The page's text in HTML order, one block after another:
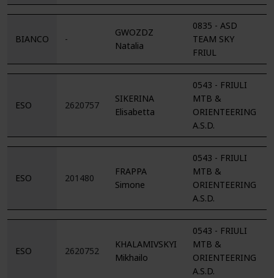
BIANCO -
GWOZDZ
Natalia
0835 - ASD
TEAM SKY
FRIUL
ESO 2620757
SIKERINA
Elisabetta
0543 - FRIULI
MTB &
ORIENTEERING
A.S.D.
ESO 201480
FRAPPA
Simone
0543 - FRIULI
MTB &
ORIENTEERING
A.S.D.
ESO 2620752
KHALAMIVSKYI
Mikhailo
0543 - FRIULI
MTB &
ORIENTEERING
A.S.D.